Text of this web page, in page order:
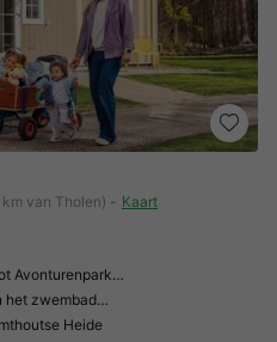
km van Tholen) Kaart
Avonturenpark…
het zwembad…
Heide